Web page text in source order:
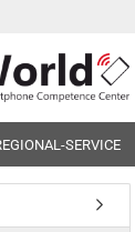
SERVICE